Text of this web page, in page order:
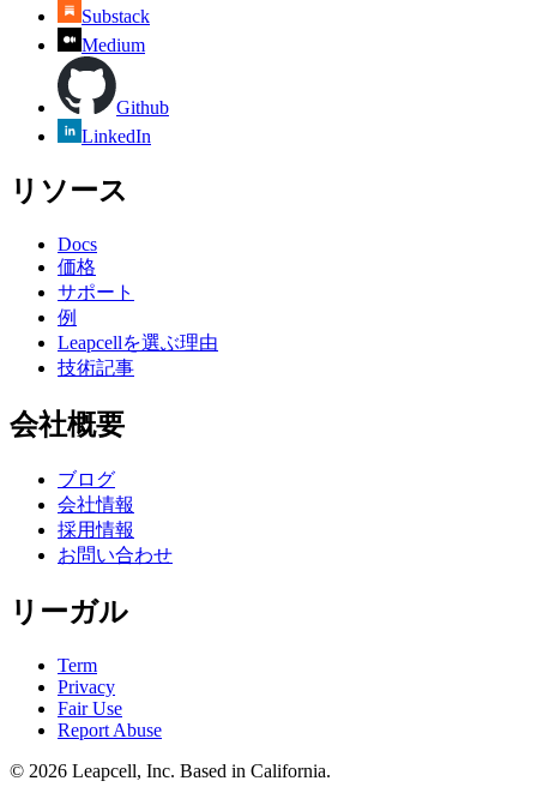
Substack
Medium
Github
LinkedIn
リソース
Docs
価格
サポート
例
Leapcellを選ぶ理由
技術記事
会社概要
ブログ
会社情報
採用情報
お問い合わせ
リーガル
Term
Privacy
Fair Use
Report Abuse
© 2026 Leapcell, Inc. Based in California.